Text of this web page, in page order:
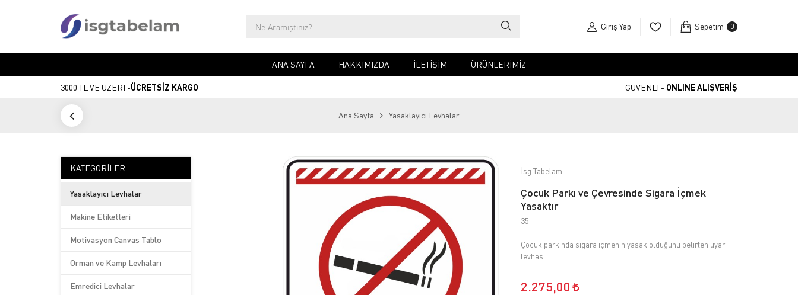
Giriş Yap Sepetim 0
ANA SAYFA HAKKIMIZDA İLETIŞIM ÜRÜNLERİMİZ
3000 TL VE ÜZERİ -ÜCRETSİZ KARGO GÜVENLİ - ONLINE ALIŞVERİŞ
Ana Sayfa Yasaklayıcı Levhalar
KATEGORILER
Yasaklayıcı Levhalar
Makine Etiketleri
Motivasyon Canvas Tablo
Orman ve Kamp Levhaları
Emredici Levhalar
İsg Tabelam
Çocuk Parkı ve Çevresinde Sigara İçmek
Yasaktır
35
Çocuk parkında sigara içmenin yasak olduğunu belirten uyarı
levhası
2.275,00